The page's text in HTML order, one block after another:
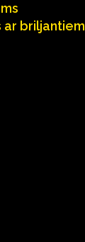
ar briljantiem